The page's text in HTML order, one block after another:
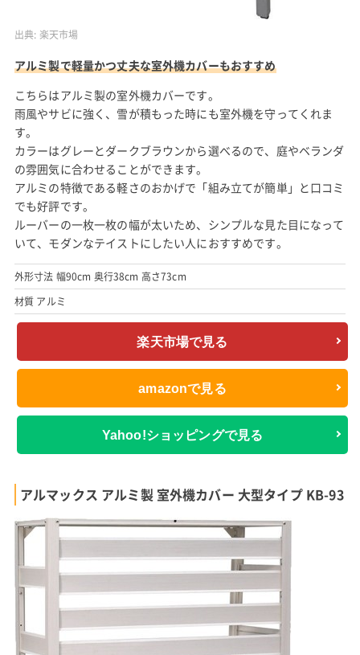
出典: 楽天市場
アルミ製で軽量かつ丈夫な室外機カバーもおすすめ
こちらはアルミ製の室外機カバーです。
雨風やサビに強く、雪が積もった時にも室外機を守ってくれま
す。
カラーはグレーとダークブラウンから選べるので、庭やベランダ
の雰囲気に合わせることができます。
アルミの特徴である軽さのおかげで「組み立てが簡単」と口コミ
でも好評です。
ルーバーの一枚一枚の幅が太いため、シンプルな見た目になって
いて、モダンなテイストにしたい人におすすめです。
外形寸法 幅90cm 奥行38cm 高さ73cm
材質 アルミ
楽天市場で見る
amazonで見る
Yahoo!ショッピングで見る
アルマックス アルミ製 室外機カバー 大型タイプ KB-93